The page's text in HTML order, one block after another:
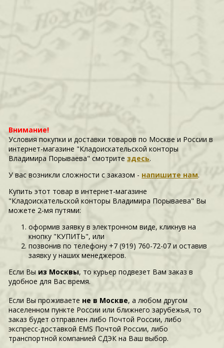
Внимание!
Условия покупки и доставки товаров по Москве и России в
интернет-магазине "Кладоискательской конторы
Владимира Порываева" смотритездесь.
У вас возникли сложности c заказом - напишите нам.
Купить этот товар в интернет-магазине
"Кладоискательской конторы Владимира Порываева" Вы
можете 2-мя путями:
оформив заявку в электронном виде, кликнув на
кнопку "КУПИТЬ", или
позвонив по телефону +7 (919) 760-72-07 и оставив
заявку у наших менеджеров.
Если Вы из Москвы, то курьер подвезет Вам заказ в
удобное для Вас время.
Если Вы проживаете не в Москве, а любом другом
населенном пункте России или ближнего зарубежья, то
заказ будет отправлен либо Почтой России, либо
экспресс-доставкой EMS Почтой России, либо
транспортной компанией СДЭК на Ваш выбор.